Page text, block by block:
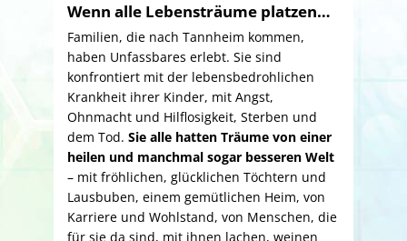
Wenn alle Lebensträume platzen…
Familien, die nach Tannheim kommen,
haben Unfassbares erlebt. Sie sind
konfrontiert mit der lebensbedrohlichen
Krankheit ihrer Kinder, mit Angst,
Ohnmacht und Hilflosigkeit, Sterben und
dem Tod. Sie alle hatten Träume von einer
heilen und manchmal sogar besseren Welt
– mit fröhlichen, glücklichen Töchtern und
Lausbuben, einem gemütlichen Heim, von
Karriere und Wohlstand, von Menschen, die
für sie da sind, mit ihnen lachen, weinen